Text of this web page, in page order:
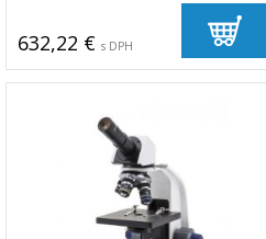
632,22 € s DPH